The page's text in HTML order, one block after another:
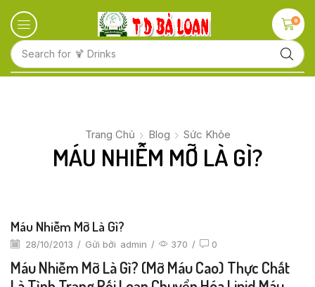
Search for 🍋 Fruits
0
Trang Chủ Blog Sức Khỏe
MÁU NHIỄM MỠ LÀ GÌ?
Máu Nhiễm Mỡ Là Gì?
28/10/2013 / Gửi bởi admin / 370 / 0
Máu Nhiễm Mỡ Là Gì? (mỡ Máu Cao) Thực Chất